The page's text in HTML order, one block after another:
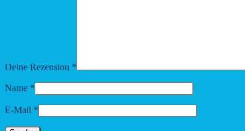
Deine Rezension *
Name *
E-Mail *